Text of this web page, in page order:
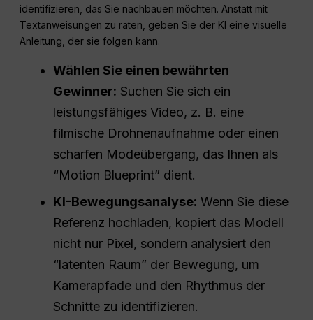
identifizieren, das Sie nachbauen möchten. Anstatt mit
Textanweisungen zu raten, geben Sie der KI eine visuelle
Anleitung, der sie folgen kann.
Wählen Sie einen bewährten
Gewinner: Suchen Sie sich ein
leistungsfähiges Video, z. B. eine
filmische Drohnenaufnahme oder einen
scharfen Modeübergang, das Ihnen als
“Motion Blueprint” dient.
KI-Bewegungsanalyse: Wenn Sie diese
Referenz hochladen, kopiert das Modell
nicht nur Pixel, sondern analysiert den
“latenten Raum” der Bewegung, um
Kamerapfade und den Rhythmus der
Schnitte zu identifizieren.